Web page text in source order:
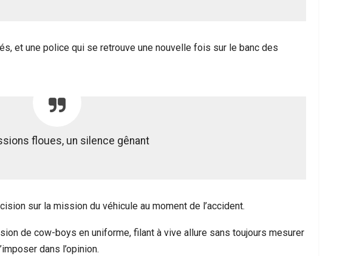
et une police qui se retrouve une nouvelle fois sur le banc des
floues, un silence gênant
sur la mission du véhicule au moment de l’accident.
de cow-boys en uniforme, filant à vive allure sans toujours mesurer
dans l’opinion.